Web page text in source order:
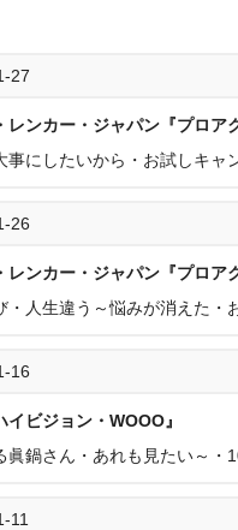
27
レンカー・ジャパン『プロア
事にしたいから・お試しキャ
26
レンカー・ジャパン『プロア
・人生違う～悩みが消えた・
16
イビジョン・WOOO』
眞鍋さん・あれも見たい～・
11